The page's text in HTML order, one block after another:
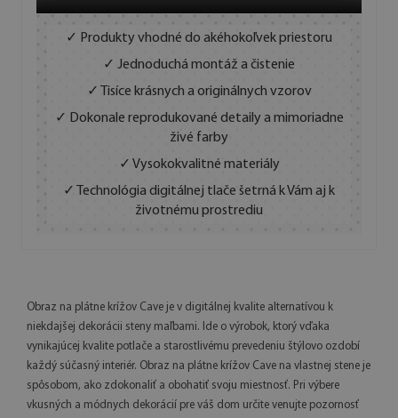
✓ Produkty vhodné do akéhokoľvek priestoru
✓ Jednoduchá montáž a čistenie
✓ Tisíce krásnych a originálnych vzorov
✓ Dokonale reprodukované detaily a mimoriadne
živé farby
✓ Vysokokvalitné materiály
✓ Technológia digitálnej tlače šetrná k Vám aj k
životnému prostrediu
Obraz na plátne krížov Cave je v digitálnej kvalite alternatívou k
niekdajšej dekorácii steny maľbami. Ide o výrobok, ktorý vďaka
vynikajúcej kvalite potlače a starostlivému prevedeniu štýlovo ozdobí
každý súčasný interiér. Obraz na plátne krížov Cave na vlastnej stene je
spôsobom, ako zdokonaliť a obohatiť svoju miestnosť. Pri výbere
vkusných a módnych dekorácií pre váš dom určite venujte pozornosť